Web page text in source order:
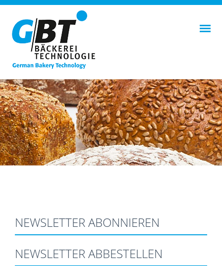
NEWSLETTER ABONNIEREN
NEWSLETTER ABBESTELLEN